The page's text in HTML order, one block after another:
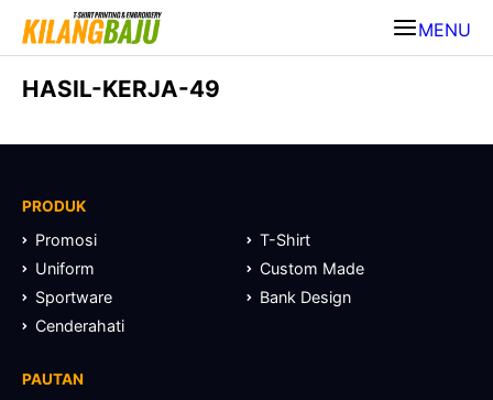
MENU
HASIL-KERJA-49
PRODUK
Promosi
T-Shirt
Uniform
Custom Made
Sportware
Bank Design
Cenderahati
PAUTAN